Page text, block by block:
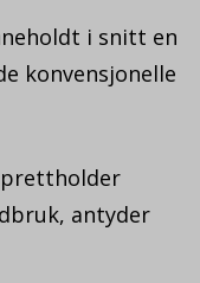
i snitt en
konvensjonelle
antyder